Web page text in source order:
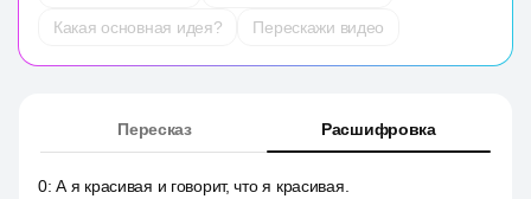
Какая основная идея?
Перескажи видео
Пересказ Расшифровка
0:А я красивая и говорит, что я красивая.